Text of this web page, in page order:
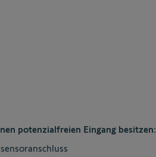
potenzialfreien Eingang besitzen: